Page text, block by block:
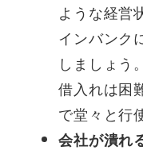
ような経営
インバンク
しましょう
借入れは困
で堂々と行
会社が潰れ